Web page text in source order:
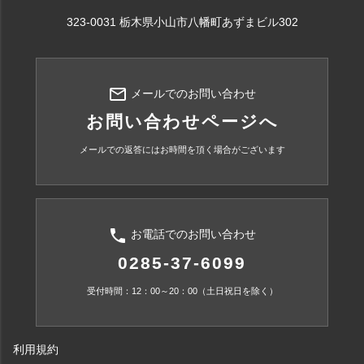
323-0031 栃木県小山市八幡町あずまビル302
mail_outline メールでのお問い合わせ
お問い合わせページへ
メールでの返答にはお時間を頂く場合がございます
phone お電話でのお問い合わせ
0285-37-6099
受付時間：12：00～20：00（土日祝日を除く）
利用規約